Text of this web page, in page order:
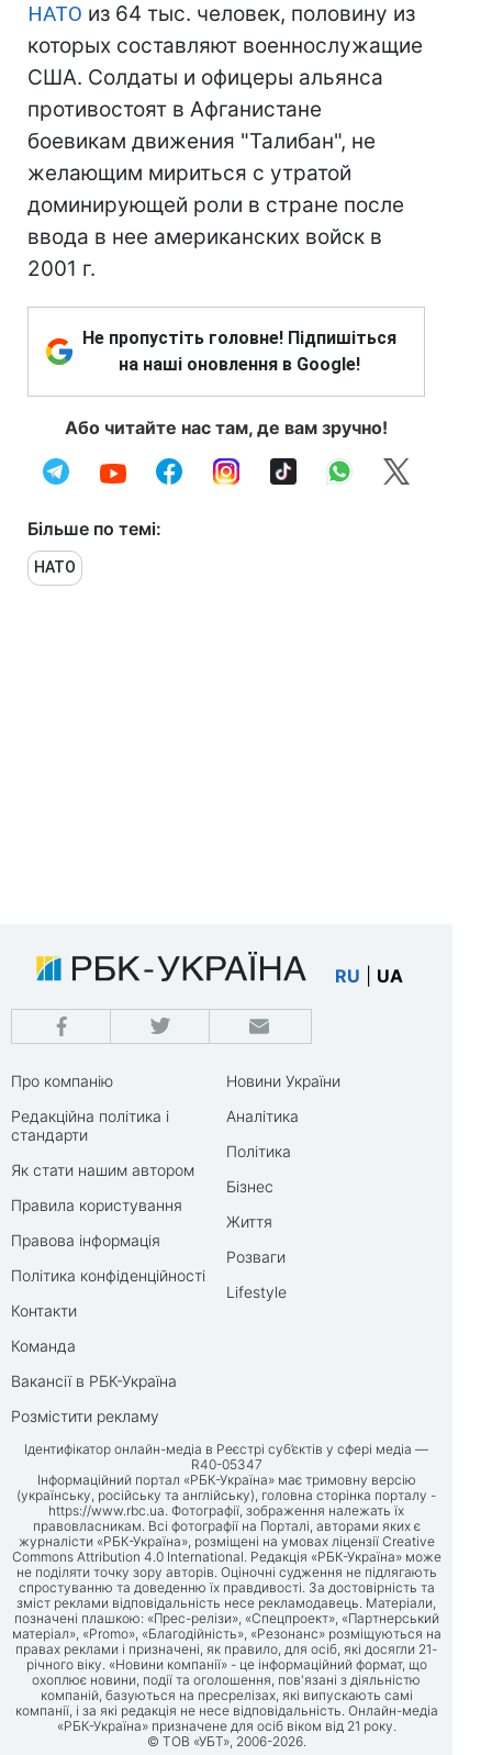
НАТО из 64 тыс. человек, половину из
которых составляют военнослужащие
США. Солдаты и офицеры альянса
противостоят в Афганистане
боевикам движения "Талибан", не
желающим мириться с утратой
доминирующей роли в стране после
ввода в нее американских войск в
2001 г.
Не пропустіть головне! Підпишіться
на наші оновлення в Google!
Або читайте нас там, де вам зручно!
Більше по темі:
НАТО
RU UA
Про компанію
Редакційна політика і
стандарти
Як стати нашим автором
Правила користування
Правова інформація
Політика конфіденційності
Контакти
Команда
Вакансії в РБК-Україна
Розмістити рекламу
Новини України
Аналітика
Політика
Бізнес
Життя
Розваги
Lifestyle
Ідентифікатор онлайн-медіа в Реєстрі суб’єктів у сфері медіа —
R40-05347
Інформаційний портал «РБК-Україна» має тримовну версію
(українську, російську та англійську), головна сторінка порталу -
https://www.rbc.ua. Фотографії, зображення належать їх
правовласникам. Всі фотографії на Порталі, авторами яких є
журналісти «РБК-Україна», розміщені на умовах ліцензії Creative
Commons Attribution 4.0 International. Редакція «РБК-Україна» може
не поділяти точку зору авторів. Оціночні судження не підлягають
спростуванню та доведенню їх правдивості. За достовірність та
зміст реклами відповідальність несе рекламодавець. Матеріали,
позначені плашкою: «Прес-релізи», «Спецпроект», «Партнерський
матеріал», «Promo», «Благодійність», «Резонанс» розміщуються на
правах реклами і призначені, як правило, для осіб, які досягли 21-
річного віку. «Новини компанії» - це інформаційний формат, що
охоплює новини, події та оголошення, пов'язані з діяльністю
компаній, базуються на пресрелізах, які випускають самі
компанії, і за які редакція не несе відповідальність. Онлайн-медіа
«РБК-Україна» призначене для осіб віком від 21 року.
© ТОВ «УБТ», 2006-2026.